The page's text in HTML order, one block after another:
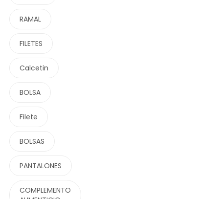
RAMAL
FILETES
Calcetin
BOLSA
Filete
BOLSAS
PANTALONES
COMPLEMENTO